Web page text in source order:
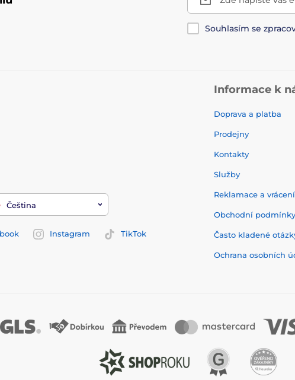
Souhlasím se
Čeština
Instagram
TikTok
Informace k
Doprava a platba
Prodejny
Kontakty
Služby
Reklamace a
Obchodní podmínky
Často kladené
Ochrana osobních